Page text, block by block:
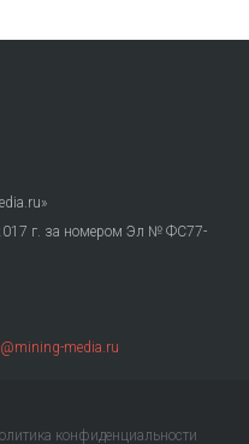
г. за номером Эл № ФС77-
media.ru
конфиденциальности